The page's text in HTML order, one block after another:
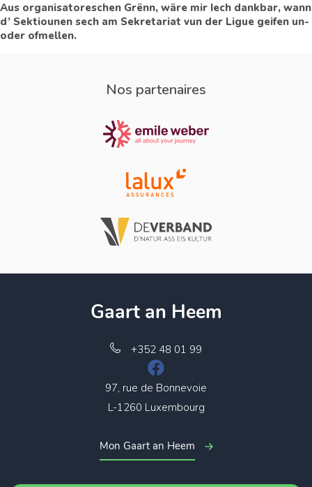
Aus organisatoreschen Grënn, wäre mir Iech dankbar, wann
d’ Sektiounen sech am Sekretariat vun der Ligue geifen un-
oder ofmellen.
Nos partenaires
Gaart an Heem
+352 48 01 99
97, rue de Bonnevoie
L-1260 Luxembourg
Mon Gaart an Heem